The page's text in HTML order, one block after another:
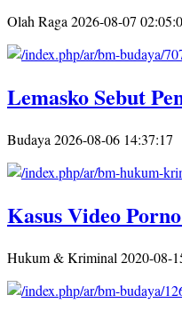
Olah Raga 2026-08-07
Lemasko Sebut
Budaya 2026-08-06 14:37:17
Kasus Video
Hukum & Kriminal 2020-08-